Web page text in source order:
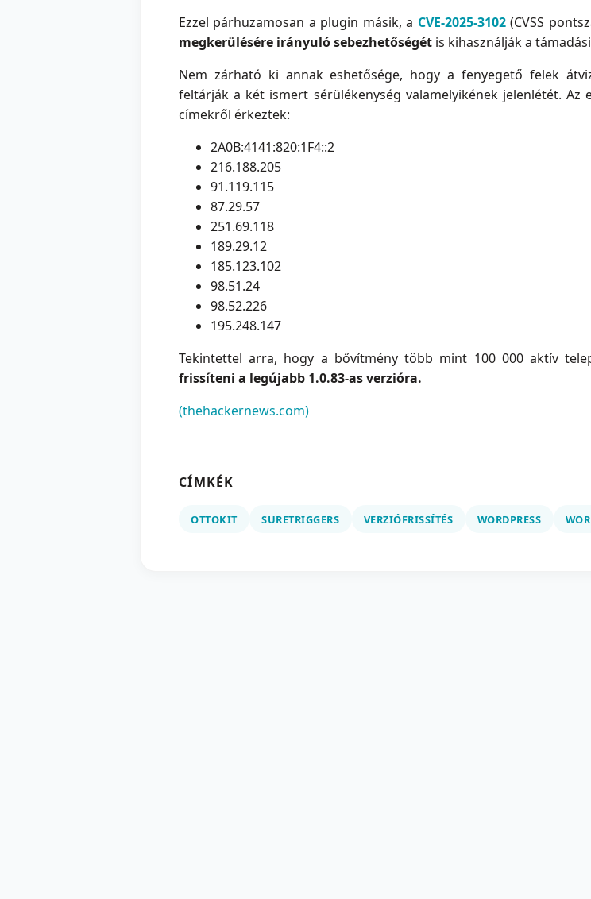
Ezzel párhuzamosan a plugin másik, a CVE-2025-3102(CVSS
megkerülésére irányuló sebezhetőségét is kihasználják a
Nem zárható ki annak eshetősége, hogy a fenyegető felek
feltárják a két ismert sérülékenység valamelyikének jelenlétét.
címekről érkeztek:
2A0B:4141:820:1F4::2
216.188.205
91.119.115
87.29.57
251.69.118
189.29.12
185.123.102
98.51.24
98.52.226
195.248.147
Tekintettel arra, hogy a bővítmény több mint 100 000 aktív
frissíteni a legújabb 1.0.83-as verzióra.
(thehackernews.com)
CÍMKÉK
OTTOKIT SURETRIGGERS VERZIÓFRISSÍTÉS WORDPRESS